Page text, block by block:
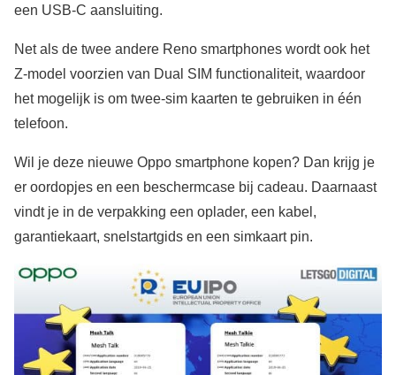
een USB-C aansluiting.
Net als de twee andere Reno smartphones wordt ook het
Z-model voorzien van Dual SIM functionaliteit, waardoor
het mogelijk is om twee-sim kaarten te gebruiken in één
telefoon.
Wil je deze nieuwe Oppo smartphone kopen? Dan krijg je
er oordopjes en een beschermcase bij cadeau. Daarnaast
vindt je in de verpakking een oplader, een kabel,
garantiekaart, snelstartgids en een simkaart pin.